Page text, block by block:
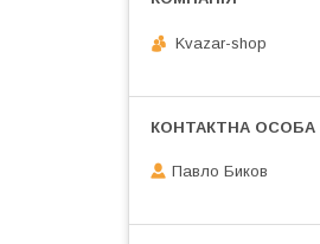
Kvazar-shop
Павло Биков